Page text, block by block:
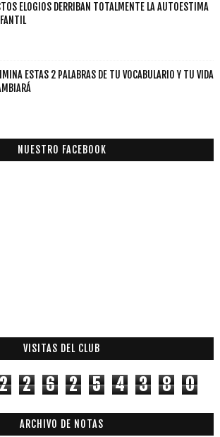
ELOGIOS DERRIBAN TOTALMENTE LA AUTOESTIMA
ESTAS 2 PALABRAS DE TU VOCABULARIO Y TU VIDA
NUESTRO FACEBOOK
VISITAS DEL CLUB
2 2 6 2 5 4 3 8 0
ARCHIVO DE NOTAS